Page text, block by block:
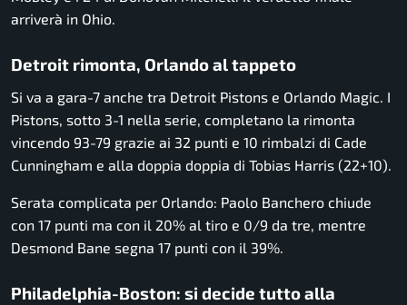
arriverà in Ohio.
Detroit rimonta, Orlando al tappeto
Si va a gara-7 anche tra Detroit Pistons e Orlando Magic. I
Pistons, sotto 3-1 nella serie, completano la rimonta
vincendo 93-79 grazie ai 32 punti e 10 rimbalzi di Cade
Cunningham e alla doppia doppia di Tobias Harris (22+10).
Serata complicata per Orlando: Paolo Banchero chiude
con 17 punti ma con il 20% al tiro e 0/9 da tre, mentre
Desmond Bane segna 17 punti con il 39%.
Philadelphia-Boston: si decide tutto alla